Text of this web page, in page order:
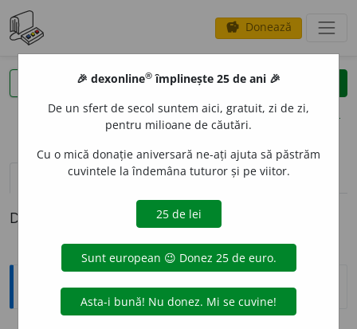
savings Donează
clear
opțiuni
definiții (1) pronunțievolume_up (21)
Definiția cu ID-ul 347545:
Explicative DEX
🎉 dexonline® împlinește 25 de ani 🎉
De un sfert de secol suntem aici, gratuit, zi de zi,
pentru milioane de căutări.
Cu o mică donație aniversară ne-ați ajuta să păstrăm
cuvintele la îndemâna tuturor și pe viitor.